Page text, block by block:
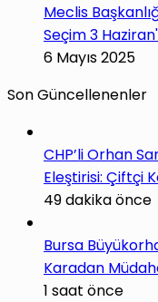
Meclis
Seçim 3
6 Mayıs 2025
Son Güncellenenler
CHP’li Orhan
Eleştirisi: Çiftçi
49 dakika önce
Bursa
Karadan
1 saat önce